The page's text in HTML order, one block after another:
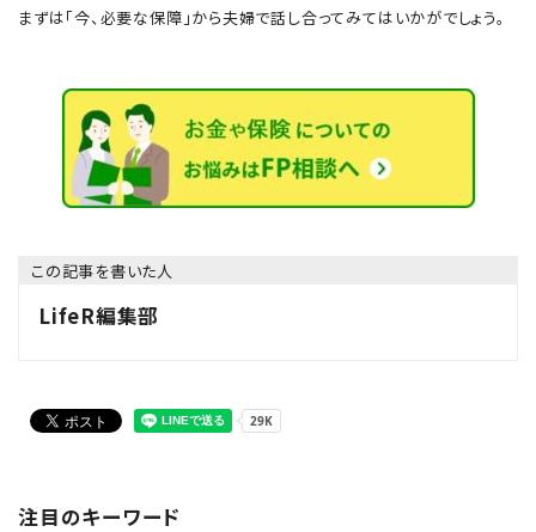
まずは「今、必要な保障」から夫婦で話し合ってみてはいかがでしょう。
この記事を書いた人
LifeR編集部
注目のキーワード